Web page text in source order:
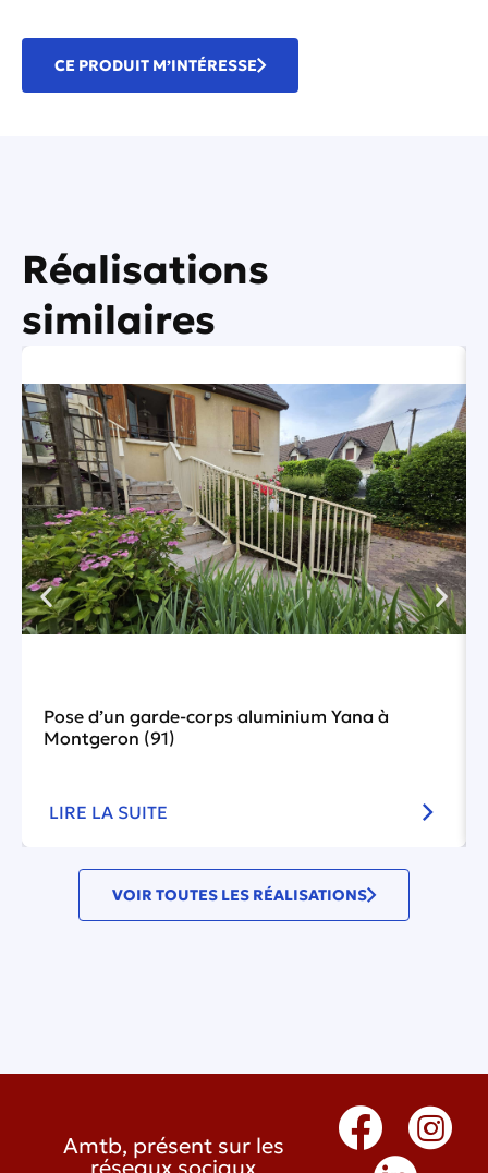
CE PRODUIT M’INTÉRESSE
Réalisations
similaires
Pose d’un garde-corps aluminium Yana à
Montgeron (91)
LIRE LA SUITE
VOIR TOUTES LES RÉALISATIONS
Amtb, présent sur les